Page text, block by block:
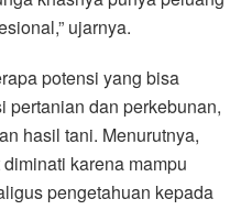
ujarnya.
potensi yang bisa
pertanian dan perkebunan,
hasil tani. Menurutnya,
karena mampu
pengetahuan kepada